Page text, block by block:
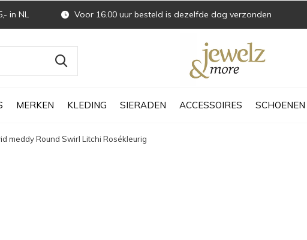
MERKEN KLEDING SIERADEN ACCESSOIRES SCHOENEN
in NL Voor 16.00 uur besteld is dezelfde dag verzonden
meddy Round Swirl Litchi Rosékleurig